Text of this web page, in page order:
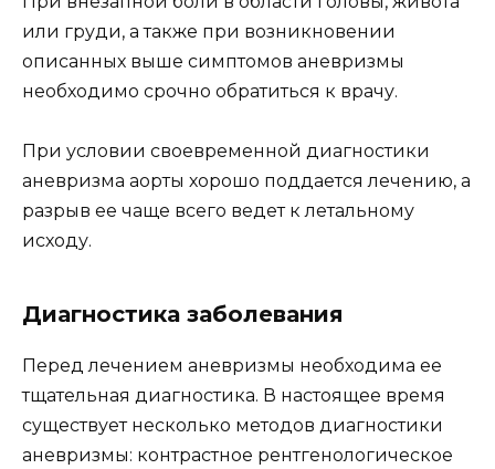
или груди, а также при возникновении
описанных выше симптомов аневризмы
необходимо срочно обратиться к врачу.
При условии своевременной диагностики
аневризма аорты хорошо поддается лечению, а
разрыв ее чаще всего ведет к летальному
исходу.
Диагностика заболевания
Перед лечением аневризмы необходима ее
тщательная диагностика. В настоящее время
существует несколько методов диагностики
аневризмы: контрастное рентгенологическое